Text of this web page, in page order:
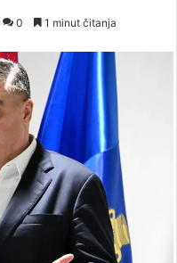
0 1 minut čitanja